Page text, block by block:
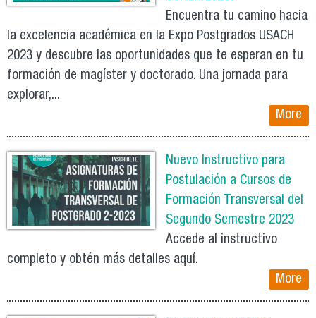
Encuentra tu camino hacia
la excelencia académica en la Expo Postgrados USACH
2023 y descubre las oportunidades que te esperan en tu
formación de magíster y doctorado. Una jornada para
explorar,...
More
Nuevo Instructivo para
Postulación a Cursos de
Formación Transversal del
Segundo Semestre 2023
Accede al instructivo
completo y obtén más detalles aquí.
More